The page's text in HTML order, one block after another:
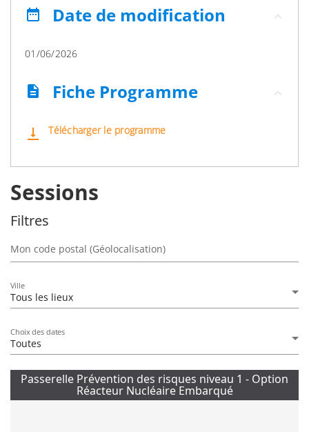
date_range Date de modification
01/06/2026
description Fiche Programme
vertical_align_bottom Télécharger le programme
Sessions
Filtres
Mon code postal (Géolocalisation)
Ville
Tous les lieux
Choix des dates
Toutes
Passerelle Prévention des risques niveau 1 - Option
Réacteur Nucléaire Embarqué